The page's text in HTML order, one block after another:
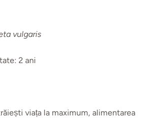
vulgaris
2 ani
viața la maximum, alimentarea